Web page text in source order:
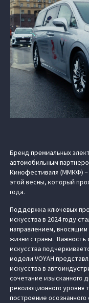
Бренд премиальных
автомобильным
Кинофестиваля (ММКФ) –
этой весны, который
года.
Поддержка ключевых
искусства в 2024 году
направлением,
жизни страны. Важность
искусства
модели VOYAH
искусства в
сочетание изысканного
революционного уровня
построение